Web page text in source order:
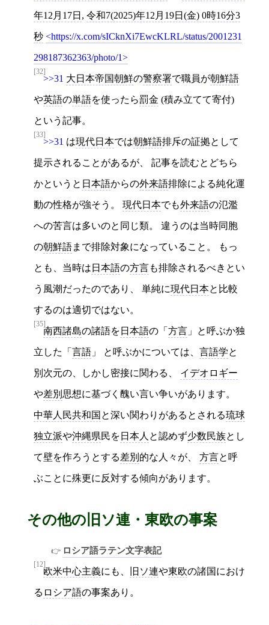
年12月17日 , 令和7(2025)年12月19日(金) 0時16分3
秒 https://x.com/sICknXi7EwcKLRL/status/2001231
298187362363/photo/1
[32]
>>31 大日本帝国朝鮮の警察署で職員が朝鮮語
や英語の単語を使ったら罰金 (積み立てて寄付)
という記事。
[33]
>>31 は現代日本では朝鮮語排斥の証拠として
提示されることがあるが、 記事を読むとどちら
かというと 日本語からの外来語排除による純化運
動の性格が強そう。 現代日本でも外来語の氾濫
への苦言は多いのと同じ類。 違うのは当時同胞
の朝鮮語まで排除対象になっていること。 もっ
とも、当時は 日本語の方言も排除されるべきとい
う風潮だったのであり、 単純に現代日本と比較
するのは適切ではない。
[35]
南西諸島の諸語を 日本語の「 方言 」と呼ぶか独
立した「 言語 」 と呼ぶかについては、 言語学と
別次元の、しかし密接に関わる、 イデオロギー
や差別 思想に基づく醜い言い争いがあります。
中華人民共和国 と深い関わりがあるとされる琉球
独立派や沖縄県民を 日本人 と認めず少数民族とし
て壁を作ろうとする差別 的な人々が、 方言と呼
ぶことに殊更に反対する傾向があります。
その他の旧ソ連・東欧の事案
ロシア語ラテン文字表記
[12]
欧米中心主義にも、 旧ソ連や東欧の諸国におけ
る ロシア語の事案あり。